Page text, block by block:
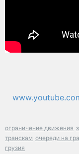
ограничение движения
транскам очереди на
грузия